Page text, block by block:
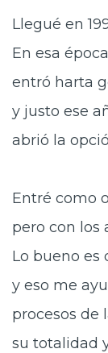
Llegué en
En esa
entró harta
y justo ese
abrió la
Entré como
pero con los
Lo bueno es
y eso me
procesos de
su totalidad